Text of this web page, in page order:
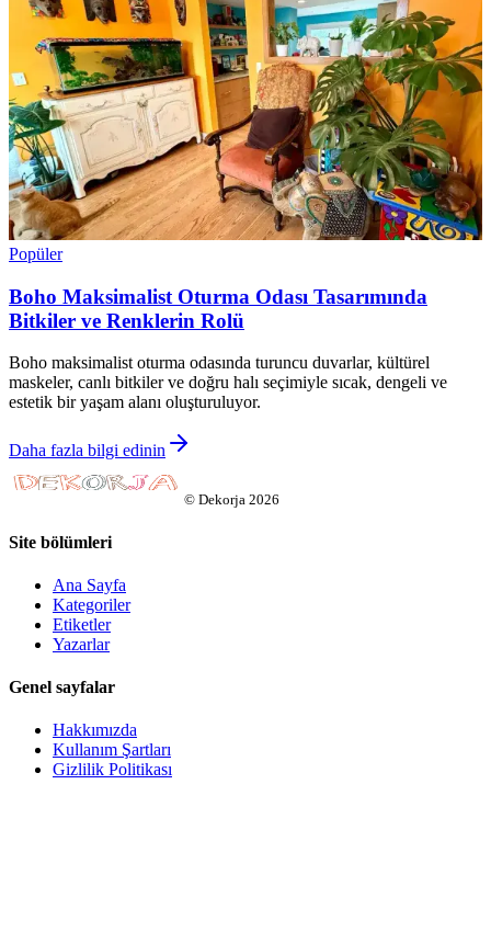
Popüler
Boho Maksimalist Oturma Odası Tasarımında
Bitkiler ve Renklerin Rolü
Boho maksimalist oturma odasında turuncu duvarlar, kültürel
maskeler, canlı bitkiler ve doğru halı seçimiyle sıcak, dengeli ve
estetik bir yaşam alanı oluşturuluyor.
Daha fazla bilgi edinin
© Dekorja 2026
Site bölümleri
Ana Sayfa
Kategoriler
Etiketler
Yazarlar
Genel sayfalar
Hakkımızda
Kullanım Şartları
Gizlilik Politikası